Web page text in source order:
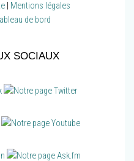
| Mentions légales
de bord
SOCIAUX